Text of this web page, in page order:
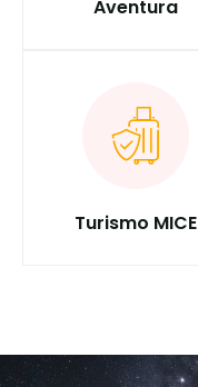
Aventura
Turismo MICE